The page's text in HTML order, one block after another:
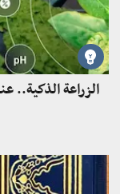
الزراعة الذكية..